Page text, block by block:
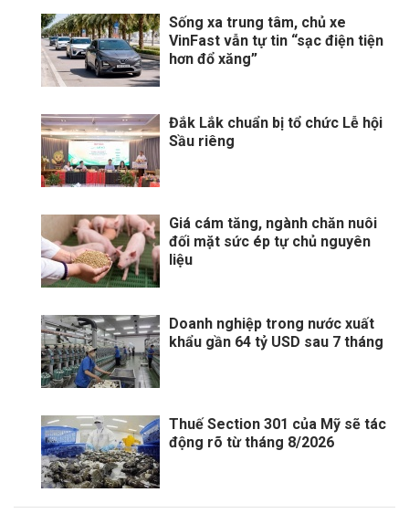
Sống xa trung tâm, chủ xe
VinFast vẫn tự tin “sạc điện tiện
hơn đổ xăng”
Đắk Lắk chuẩn bị tổ chức Lễ hội
Sầu riêng
Giá cám tăng, ngành chăn nuôi
đối mặt sức ép tự chủ nguyên
liệu
Doanh nghiệp trong nước xuất
khẩu gần 64 tỷ USD sau 7 tháng
Thuế Section 301 của Mỹ sẽ tác
động rõ từ tháng 8/2026